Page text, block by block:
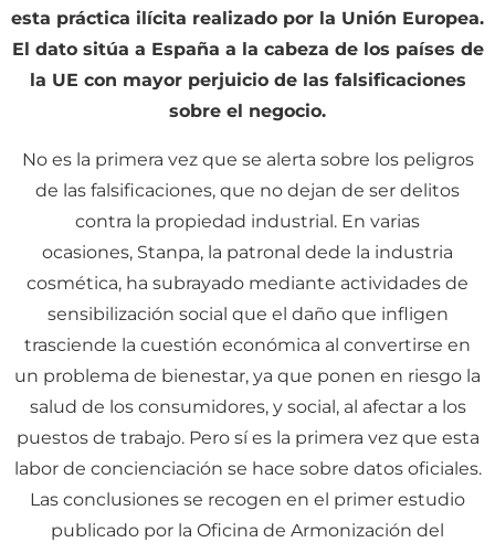
esta práctica ilícita realizado por la Unión Europea.
El dato sitúa a España a la cabeza de los países de
la UE con mayor perjuicio de las falsificaciones
sobre el negocio.
No es la primera vez que se alerta sobre los peligros
de las falsificaciones, que no dejan de ser delitos
contra la propiedad industrial. En varias
ocasiones, Stanpa, la patronal dede la industria
cosmética, ha subrayado mediante actividades de
sensibilización social que el daño que infligen
trasciende la cuestión económica al convertirse en
un problema de bienestar, ya que ponen en riesgo la
salud de los consumidores, y social, al afectar a los
puestos de trabajo. Pero sí es la primera vez que esta
labor de concienciación se hace sobre datos oficiales.
Las conclusiones se recogen en el primer estudio
publicado por la Oficina de Armonización del